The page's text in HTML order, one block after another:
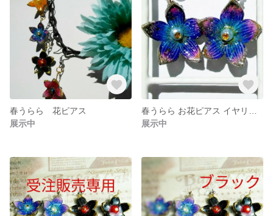
春うらら 花ピアス
展示中
展示中